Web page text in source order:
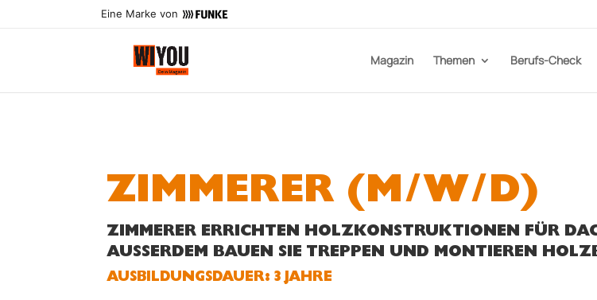
Eine Marke von
Magazin Themen Berufs-Check
ZIMMERER (M/W/D)
ZIMMERER ERRICHTEN HOLZKONSTRUKTIONEN FÜR
AUSSERDEM BAUEN SIE TREPPEN UND MONTIEREN
AUS­BILDUNGS­DAUER: 3 JAHRE